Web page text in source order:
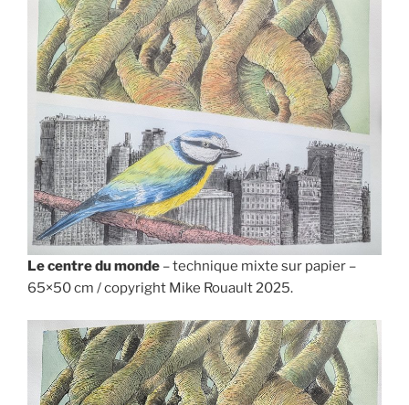
Le centre du monde – technique mixte sur papier –
65×50 cm / copyright Mike Rouault 2025.